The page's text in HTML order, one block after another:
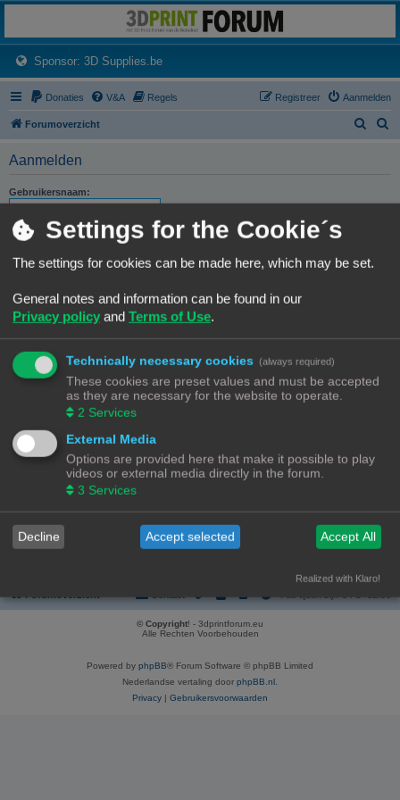
Het 3D print forum van de Benelux na de sluiting van 3dprintforum.nl
Sponsor: 3D Supplies.be(Opens a new tab)
Donaties V&A Regels Aanmelden
Registreer
Forumoverzicht
Aanmelden
Gebruikersnaam:
Wachtwoord:
Ik ben mijn wachtwoord vergeten
Onthouden
REGISTREER
Om je te kunnen aanmelden, moet je geregistreerd zijn. Registratie neemt
enkele minuten in beslag, maar geeft je extra mogelijkheden. De
forumbeheerder kan ook extra permissies toestaan aan geregistreerde
gebruikers. Lees voor registratie onze gebruiksvoorwaarden en het
bijbehorend beleid. Bekijk ook de regels als je gebruik maakt van het forum.
Gebruikersvoorwaarden|Privacybeleid
Registreer
© Copyright! - 3dprintforum.eu
Alle Rechten Voorbehouden
Powered by phpBB® Forum Software © phpBB Limited
Nederlandse vertaling door phpBB.nl
Privacy | Gebruikersvoorwaarden
Settings for the Cookie´s
The settings for cookies can be made here, which may be set.
General notes and information can be found in our
Privacy policy and Terms of Use.
Technically necessary cookies (always required)
These cookies are preset values and must be accepted
as they are necessary for the website to operate.
2 Services
External Media
Options are provided here that make it possible to play
videos or external media directly in the forum.
3 Services
Decline Accept selected Accept All
Realized with Klaro!